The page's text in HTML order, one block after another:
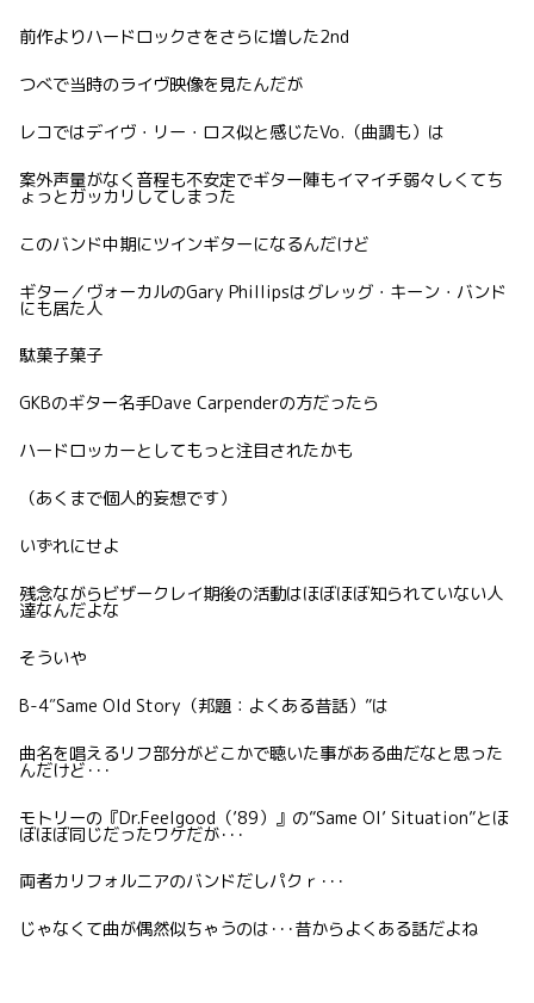
前作よりハードロックさをさらに増した2nd
つべで当時のライヴ映像を見たんだが
レコではデイヴ・リー・ロス似と感じたVo.（曲調も）は
案外声量がなく音程も不安定でギター陣もイマイチ弱々しくてち
ょっとガッカリしてしまった
このバンド中期にツインギターになるんだけど
ギター／ヴォーカルのGary Phillipsはグレッグ・キーン・バンド
にも居た人
駄菓子菓子
GKBのギター名手Dave Carpenderの方だったら
ハードロッカーとしてもっと注目されたかも
（あくまで個人的妄想です）
いずれにせよ
残念ながらビザークレイ期後の活動はほぼほぼ知られていない人
達なんだよな
そういや
B-4″Same Old Story（邦題：よくある昔話）”は
曲名を唱えるリフ部分がどこかで聴いた事がある曲だなと思った
んだけど･･･
モトリーの『Dr.Feelgood（’89）』の”Same Ol’ Situation”とほ
ぼほぼ同じだったワケだが･･･
両者カリフォルニアのバンドだしパクｒ･･･
じゃなくて曲が偶然似ちゃうのは･･･昔からよくある話だよね